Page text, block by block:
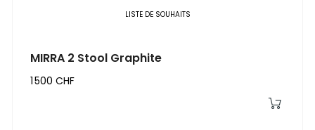
LISTE DE SOUHAITS
MIRRA 2 Stool Graphite
1 500 CHF